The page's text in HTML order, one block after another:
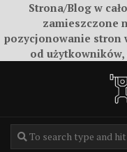
Strona/Blog w
zamieszczone
pozycjonowanie stron
od użytkowników,